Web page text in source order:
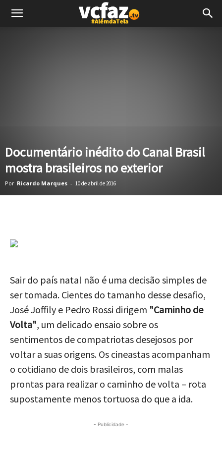
Documentário inédito do Canal Brasil
mostra brasileiros no exterior
Por Ricardo Marques - 10 de abril de 2016
Sair do país natal não é uma decisão simples de
ser tomada. Cientes do tamanho desse desafio,
José Joffily e Pedro Rossi dirigem "Caminho de
Volta", um delicado ensaio sobre os
sentimentos de compatriotas desejosos por
voltar a suas origens. Os cineastas acompanham
o cotidiano de dois brasileiros, com malas
prontas para realizar o caminho de volta – rota
supostamente menos tortuosa do que a ida.
- Publicidade -